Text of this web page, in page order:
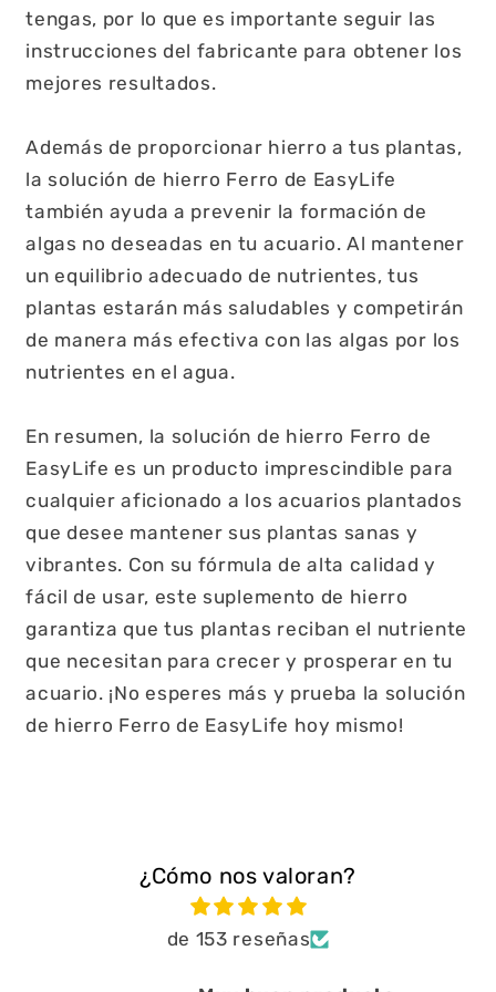
tengas, por lo que es importante seguir las
instrucciones del fabricante para obtener los
mejores resultados.
Además de proporcionar hierro a tus plantas,
la solución de hierro Ferro de EasyLife
también ayuda a prevenir la formación de
algas no deseadas en tu acuario. Al mantener
un equilibrio adecuado de nutrientes, tus
plantas estarán más saludables y competirán
de manera más efectiva con las algas por los
nutrientes en el agua.
En resumen, la solución de hierro Ferro de
EasyLife es un producto imprescindible para
cualquier aficionado a los acuarios plantados
que desee mantener sus plantas sanas y
vibrantes. Con su fórmula de alta calidad y
fácil de usar, este suplemento de hierro
garantiza que tus plantas reciban el nutriente
que necesitan para crecer y prosperar en tu
acuario. ¡No esperes más y prueba la solución
de hierro Ferro de EasyLife hoy mismo!
¿Cómo nos valoran?
de 153 reseñas